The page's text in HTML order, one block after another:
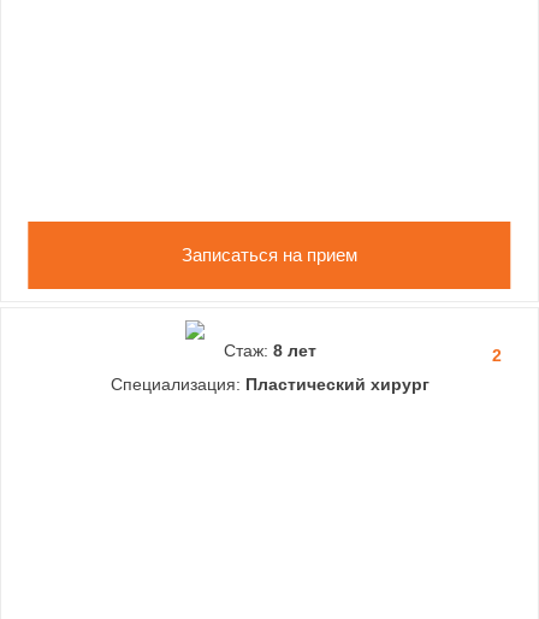
Записаться на прием
2
Стаж: 8 лет
Специализация: Пластический хирург